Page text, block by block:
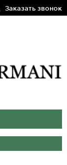
Заказать звонок